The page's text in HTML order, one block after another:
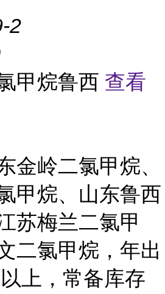
2
甲烷鲁西 查看
金岭二氯甲烷、
甲烷、山东鲁西
苏梅兰二氯甲
二氯甲烷，年出
上，常备库存